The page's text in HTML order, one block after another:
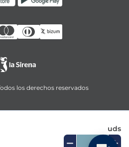
uds
los derechos reservados